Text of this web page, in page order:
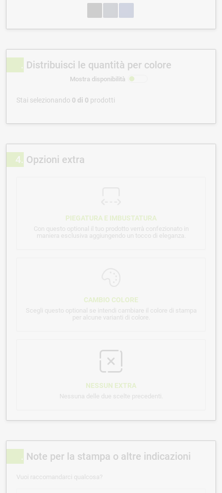
Distribuisci le quantità per colore
Mostra disponibilità
Stai selezionando 0 di 0 prodotti
4 Opzioni extra
PIEGATURA E IMBUSTATURA
Con questo optional il tuo prodotto verrà confezionato in
maniera esclusiva aggiungendo un tocco di eleganza.
CAMBIO COLORE
Scegli questo optional se intendi cambiare il colore di stampa
per alcune varianti di colore.
NESSUN EXTRA
Nessuna delle due scelte precedenti.
Note per la stampa o altre indicazioni
Vuoi raccomandarci qualcosa?